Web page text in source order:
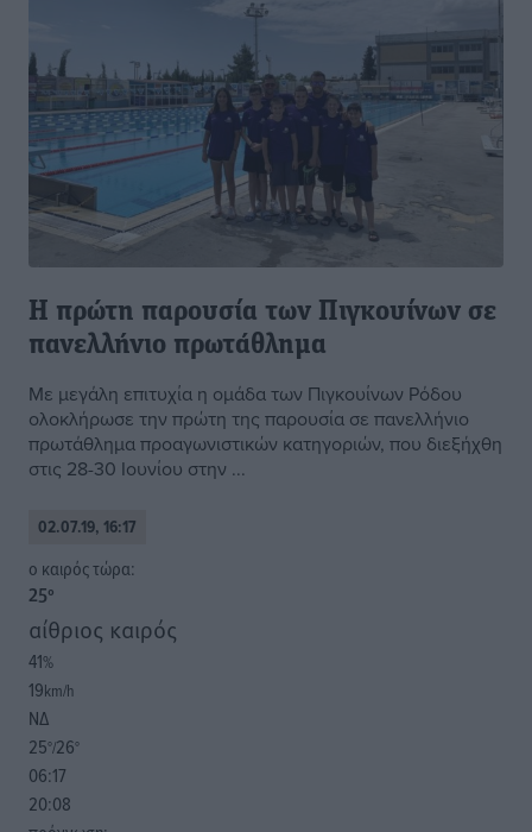
Η πρώτη παρουσία των Πιγκουίνων σε
πανελλήνιο πρωτάθλημα
Με μεγάλη επιτυχία η ομάδα των Πιγκουίνων Ρόδου
ολοκλήρωσε την πρώτη της παρουσία σε πανελλήνιο
πρωτάθλημα προαγωνιστικών κατηγοριών, που διεξήχθη
στις 28-30 Ιουνίου στην ...
02.07.19, 16:17
o καιρός τώρα:
25°
αίθριος καιρός
41%
19km/h
ΝΔ
25°/26°
06:17
20:08